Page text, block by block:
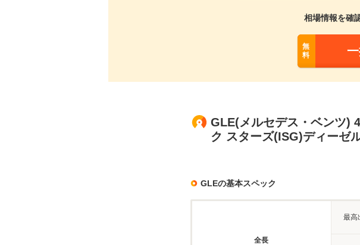
相場情報を確
無
料
GLE(メルセデス・ベンツ)
ク スターズ(ISG)ディーゼ
GLEの基本スペック
全長
最高